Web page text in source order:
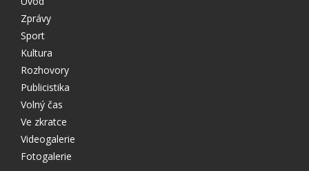
Zprávy
Sport
Kultura
Rozhovory
Publicistika
Volný čas
Ve zkratce
Videogalerie
Fotogalerie